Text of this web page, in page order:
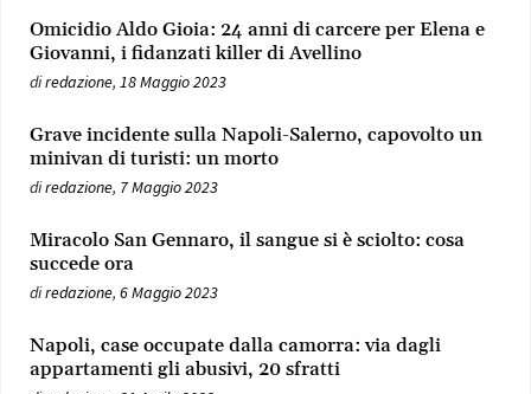
Omicidio Aldo Gioia: 24 anni di carcere per Elena e
Giovanni, i fidanzati killer di Avellino
diredazione, 18 Maggio 2023
Grave incidente sulla Napoli-Salerno, capovolto un
minivan di turisti: un morto
diredazione, 7 Maggio 2023
Miracolo San Gennaro, il sangue si è sciolto: cosa
succede ora
diredazione, 6 Maggio 2023
Napoli, case occupate dalla camorra: via dagli
appartamenti gli abusivi, 20 sfratti